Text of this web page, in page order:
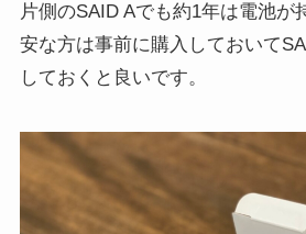
片側のSAID Aでも約1年は電池が
安な方は事前に購入しておいて
しておくと良いです。